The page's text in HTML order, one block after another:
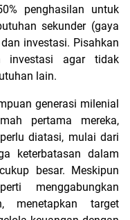
penghasilan untuk
sekunder (gaya
investasi. Pisahkan
investasi agar tidak
lain.
generasi milenial
pertama mereka,
diatasi, mulai dari
keterbatasan dalam
besar. Meskipun
menggabungkan
menetapkan target